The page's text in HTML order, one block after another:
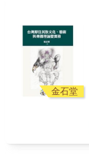
金石堂